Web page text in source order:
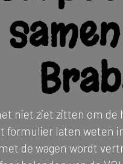
niet ziet zitten om de
formulier laten weten
de wagen wordt